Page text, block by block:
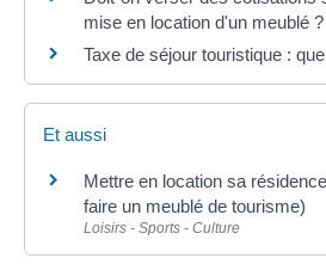
mise en location d'un meublé ?
Taxe de séjour touristique :
Et aussi
Mettre en location sa
faire un meublé de tourisme)
Loisirs - Sports - Culture